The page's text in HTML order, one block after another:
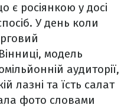
є росіянкою у досі
У день коли
модель
аудиторії,
лазні та їсть салат
фото словами